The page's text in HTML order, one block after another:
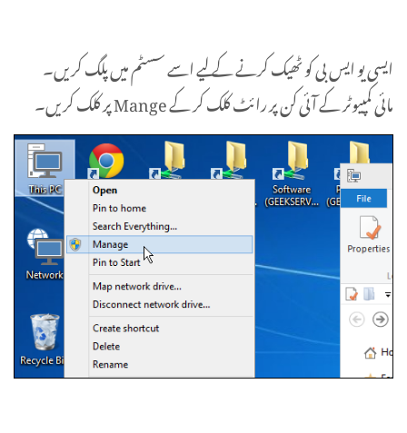
ایسی یو ایس بی کو ٹھیک کرنے کے لیے اسے سسٹم میں پلگ کریں۔
مائی کمپیوٹر کے آئی کن پر رائٹ کلک کر کے Mange پر کلک کریں۔